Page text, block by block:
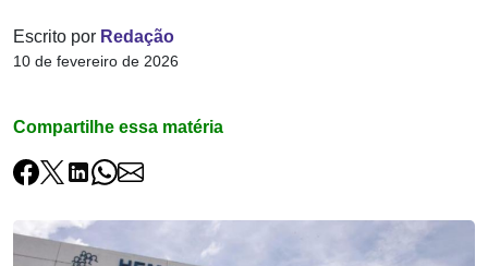
Escrito por Redação
10 de fevereiro de 2026
Compartilhe essa matéria